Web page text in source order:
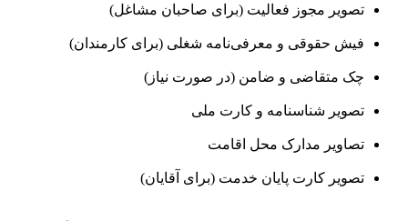
تصویر مجوز فعالیت (برای صاحبان مشاغل)
فیش حقوقی و معرفی‌نامه شغلی (برای کارمندان)
چک متقاضی و ضامن (در صورت نیاز)
تصویر شناسنامه و کارت ملی
تصاویر مدارک محل اقامت
تصویر کارت پایان خدمت (برای آقایان)